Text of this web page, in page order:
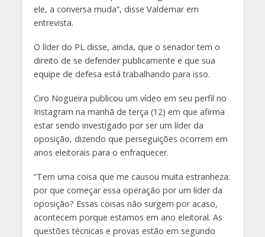
ele, a conversa muda”, disse Valdemar em
entrevista.
O líder do PL disse, ainda, que o senador tem o
direito de se defender publicamente e que sua
equipe de defesa está trabalhando para isso.
Ciro Nogueira publicou um vídeo em seu perfil no
Instagram na manhã de terça (12) em que afirma
estar sendo investigado por ser um líder da
oposição, dizendo que perseguições ocorrem em
anos eleitorais para o enfraquecer.
“Tem uma coisa que me causou muita estranheza:
por que começar essa operação por um líder da
oposição? Essas coisas não surgem por acaso,
acontecem porque estamos em ano eleitoral. As
questões técnicas e provas estão em segundo